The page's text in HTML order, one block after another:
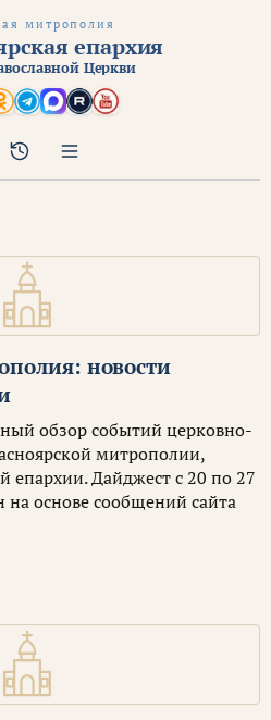
митрополия
епархия
Церкви
Архив
новости
обзор событий церковно-
митрополии,
епархии. Дайджест с 20 по 27
на основе сообщений сайта